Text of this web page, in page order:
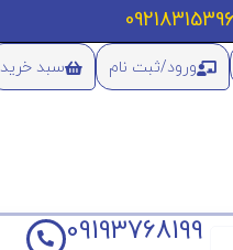
ورود/ثبت نام سبد خرید
09193768199